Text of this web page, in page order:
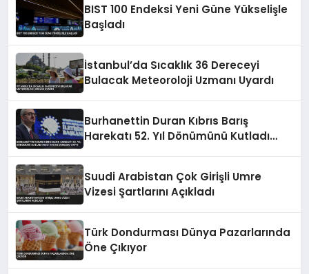
BIST 100 Endeksi Yeni Güne Yükselişle
Başladı
İstanbul’da Sıcaklık 36 Dereceyi
Bulacak Meteoroloji Uzmanı Uyardı
Burhanettin Duran Kıbrıs Barış
Harekatı 52. Yıl Dönümünü Kutladı
Suudi Arabistan Çok Girişli Umre
Vizesi Şartlarını Açıkladı
Türk Dondurması Dünya Pazarlarında
Öne Çıkıyor